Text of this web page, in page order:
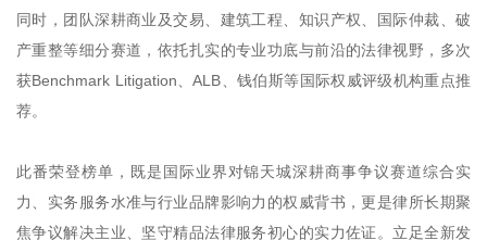
同时，团队深耕商业及交易、建筑工程、知识产权、国际仲裁、破
产重整等细分赛道，依托扎实的专业功底与前沿的法律视野，多次
获Benchmark Litigation、ALB、钱伯斯等国际权威评级机构重点推
荐。
此番荣登榜单，既是国际业界对锦天城深耕商事争议赛道综合实
力、实务服务水准与行业品牌影响力的权威背书，更是律所长期聚
焦争议解决主业、坚守精品法律服务初心的实力佐证。立足全新发